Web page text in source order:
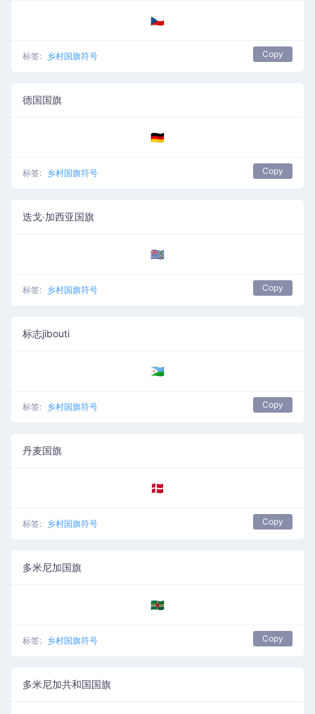
🇨🇿
标签: 乡村国旗符号 Copy
德国国旗
🇩🇪
标签: 乡村国旗符号 Copy
迭戈·加西亚国旗
🇩🇬
标签: 乡村国旗符号 Copy
标志jibouti
🇩🇯
标签: 乡村国旗符号 Copy
丹麦国旗
🇩🇰
标签: 乡村国旗符号 Copy
多米尼加国旗
🇩🇲
标签: 乡村国旗符号 Copy
多米尼加共和国国旗